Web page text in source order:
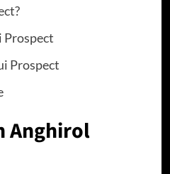
Prospect
Anghirol